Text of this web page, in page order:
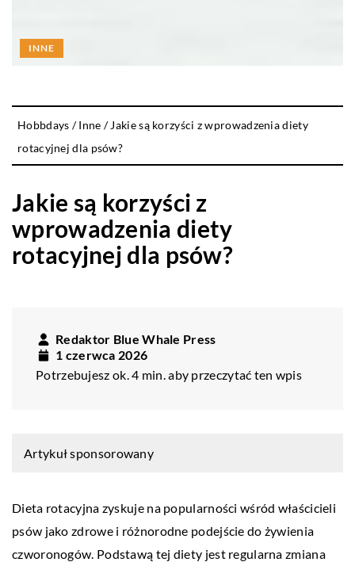
INNE
Hobbdays /Inne / Jakie są korzyści z wprowadzenia diety
rotacyjnej dla psów?
Jakie są korzyści z
wprowadzenia diety
rotacyjnej dla psów?
Redaktor Blue Whale Press
1 czerwca 2026
Potrzebujesz ok. 4 min. aby przeczytać ten wpis
Artykuł sponsorowany
Dieta rotacyjna zyskuje na popularności wśród właścicieli
psów jako zdrowe i różnorodne podejście do żywienia
czworonogów. Podstawą tej diety jest regularna zmiana